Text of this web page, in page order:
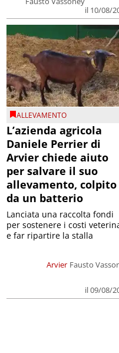
il 10/08/
ALLEVAMENTO
L’azienda agricola
Daniele Perrier di
Arvier chiede aiuto
per salvare il suo
allevamento, colpito
da un batterio
Arvier Fausto
il 09/08/
Lanciata una raccolta fondi
per sostenere i costi
e far ripartire la stalla